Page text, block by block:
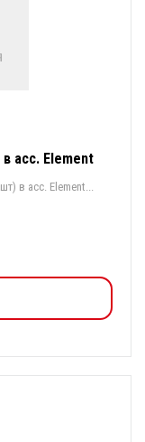
асс. Element
в асс. Element...